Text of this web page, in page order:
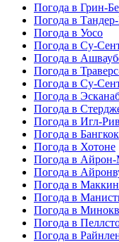
Погода в Грин-
Погода в
Погода в Уосо
Погода в Су-
Погода в
Погода в
Погода в Су-
Погода в
Погода в
Погода в Игл-
Погода в Бангкок
Погода в Хотоне
Погода в
Погода в
Погода в
Погода в
Погода в
Погода в
Погода в